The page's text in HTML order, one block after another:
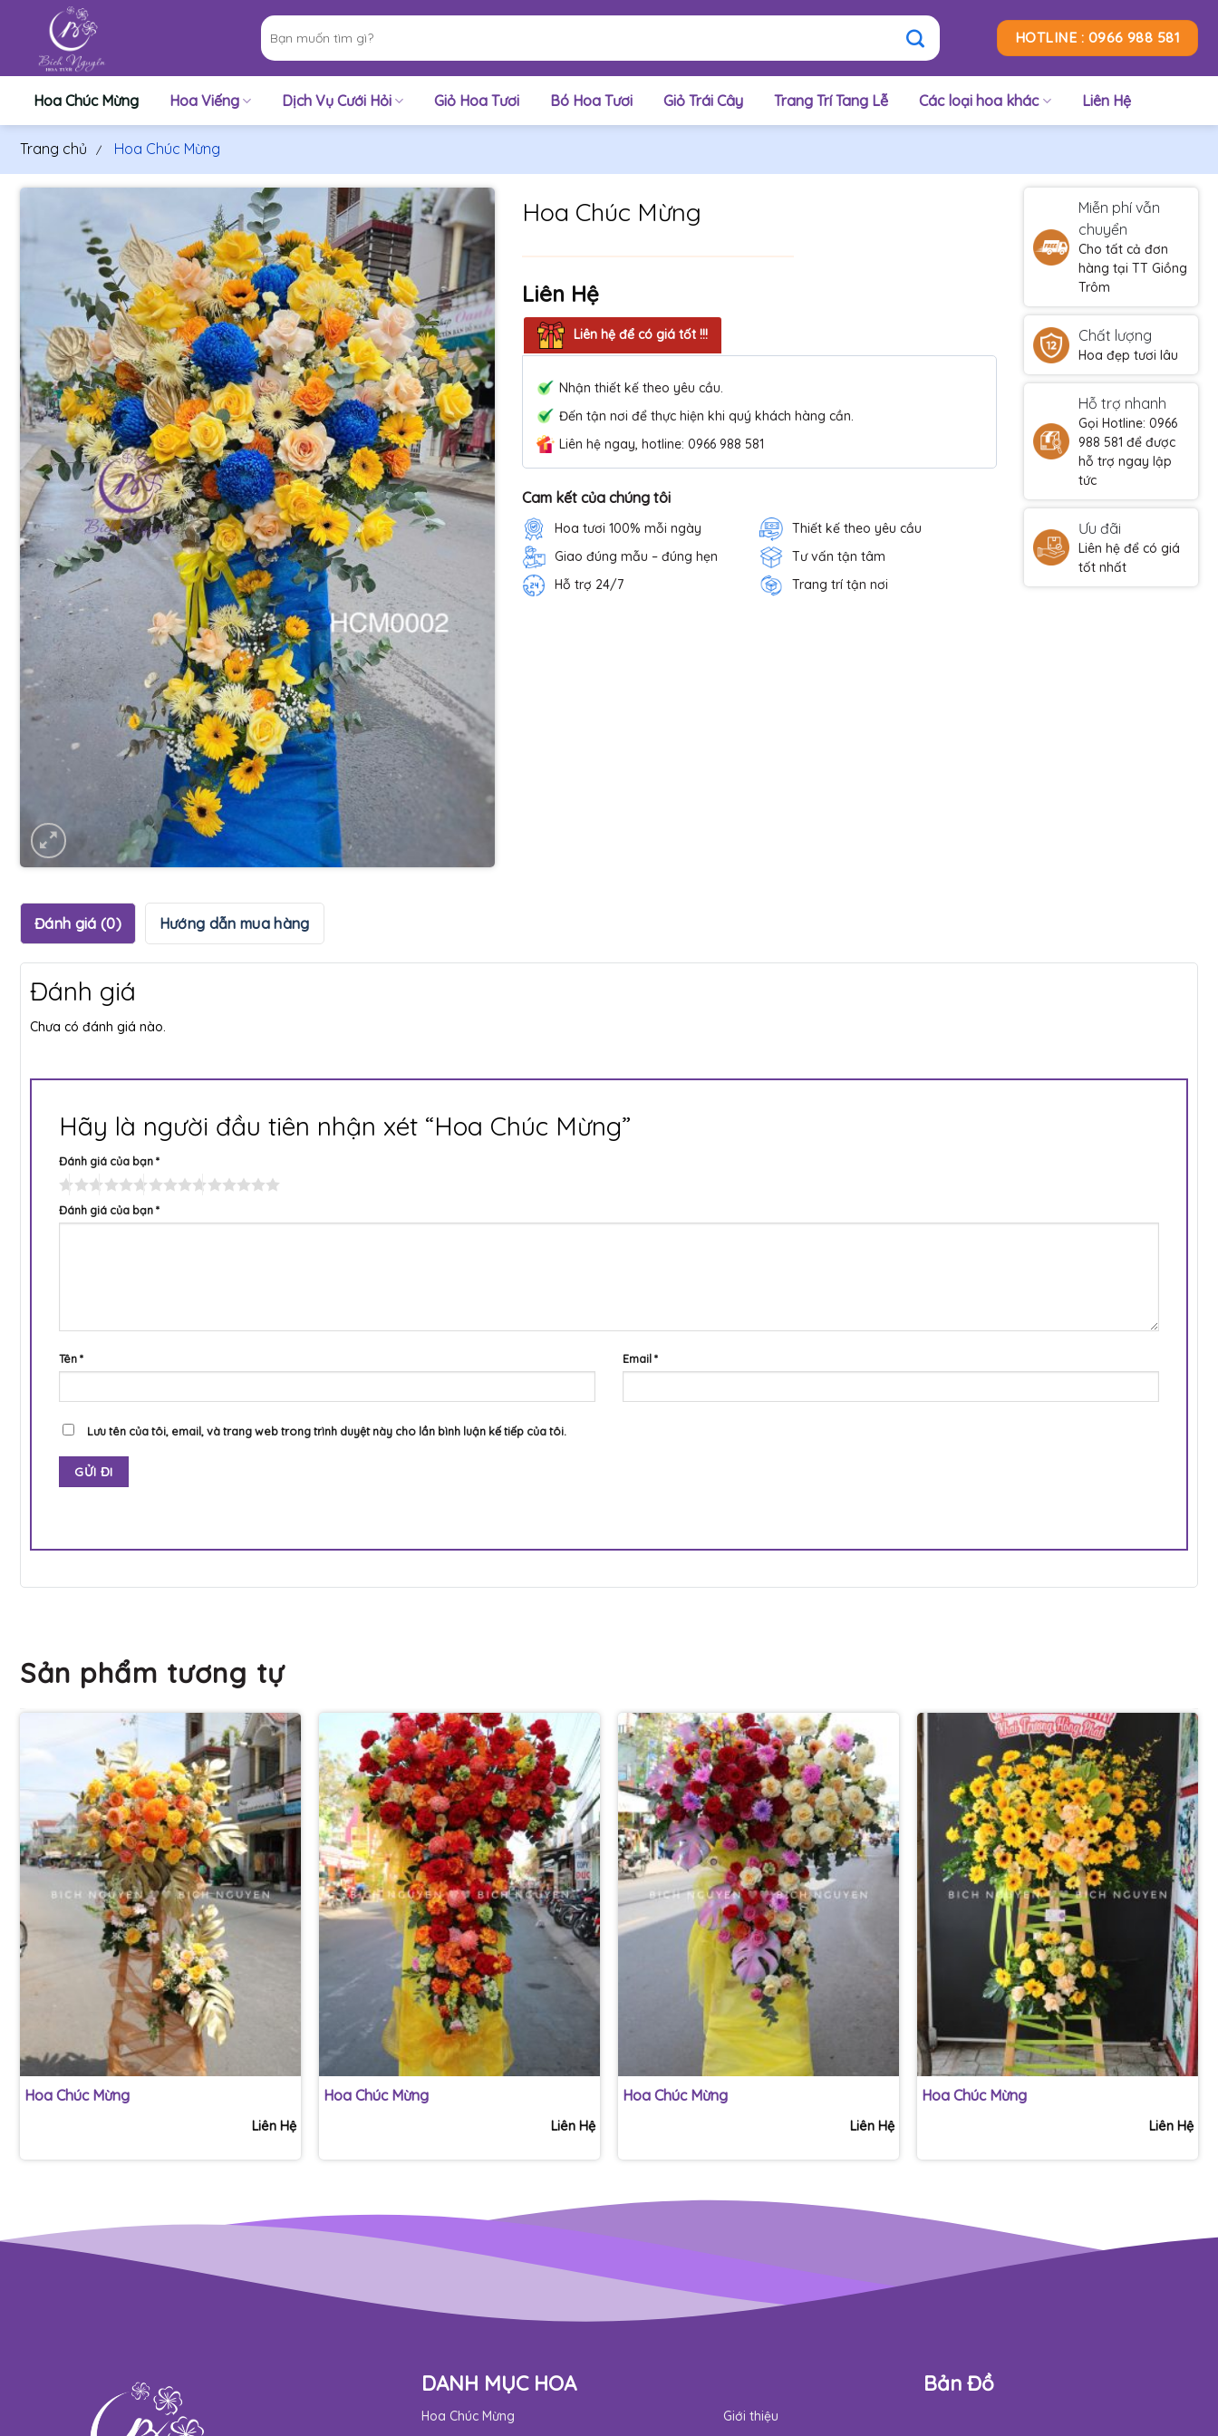
dung
Tìm
kiếm:
HOTLINE : 0966 988 581
Hoa Chúc Mừng Hoa Viếng Dịch Vụ Cưới Hỏi Giỏ Hoa Tươi Bó Hoa Tươi Giỏ Trái Cây Trang Trí Tang Lễ Các loại hoa khác Liên Hệ
Trang chủ Hoa Chúc Mừng
Hoa Chúc Mừng
Liên Hệ
Liên hệ để có giá tốt !!!
Nhận thiết kế theo yêu cầu.
Đến tận nơi để thực hiện khi quý khách hàng cần.
Liên hệ ngay, hotline: 0966 988 581
Cam kết của chúng tôi
Hoa tươi 100% mỗi ngày
Thiết kế theo yêu cầu
Giao đúng mẫu – đúng hẹn
Tư vấn tận tâm
Hỗ trợ 24/7
Trang trí tận nơi
Miễn phí vẫn
chuyển
Cho tất cả đơn
hàng tại TT Giồng
Trôm
Chất lượng
Hoa đẹp tươi lâu
Hỗ trợ nhanh
Gọi Hotline: 0966
988 581 để được
hỗ trợ ngay lập
tức
Ưu đãi
Liên hệ để có giá
tốt nhất
Đánh giá (0) Hướng dẫn mua hàng
Đánh giá
Chưa có đánh giá nào.
Hãy là người đầu tiên nhận xét “Hoa Chúc Mừng”
Đánh giá của bạn*
Đánh giá của bạn*
Tên* Email*
Lưu tên của tôi, email, và trang web trong trình duyệt này cho lần bình luận kế tiếp của tôi.
Sản phẩm tương tự
+
Hoa Chúc Mừng
Liên Hệ
Hoa Chúc Mừng
Liên Hệ
Hoa Chúc Mừng
Liên Hệ
+
Hoa Chúc Mừng
Liên Hệ
DANH MỤC HOA
Hoa Chúc Mừng Giới thiệu
Bản Đồ